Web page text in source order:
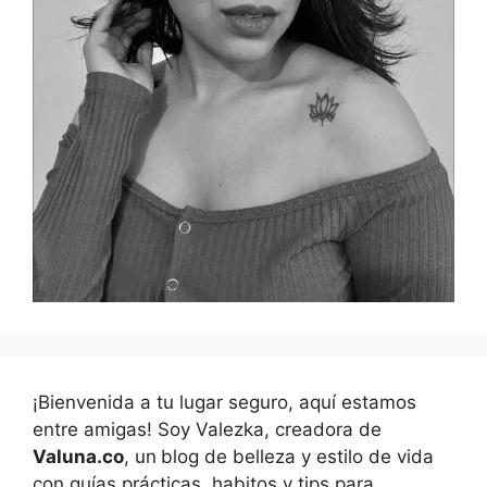
¡Bienvenida a tu lugar seguro, aquí estamos
entre amigas! Soy Valezka, creadora de
Valuna.co, un blog de belleza y estilo de vida